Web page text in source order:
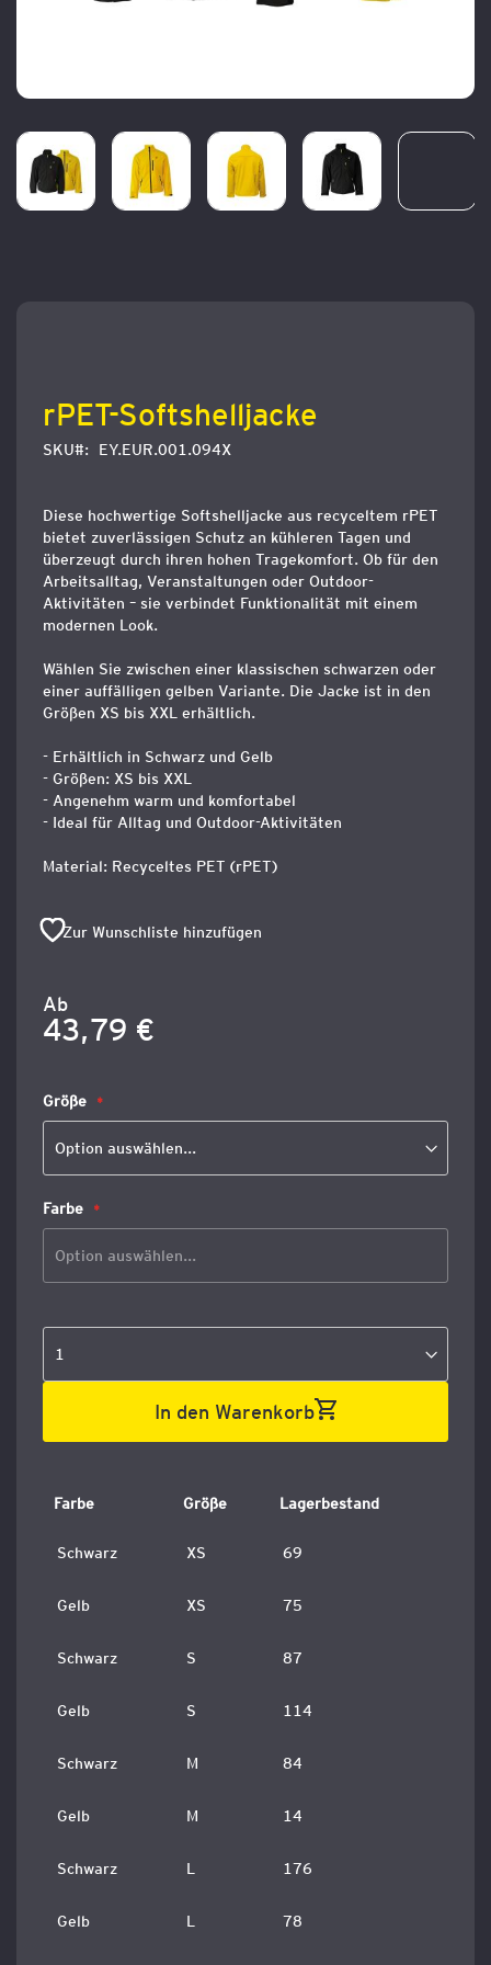
rPET-Softshelljacke
SKU EY.EUR.001.094X
Diese hochwertige Softshelljacke aus recyceltem rPET
bietet zuverlässigen Schutz an kühleren Tagen und
überzeugt durch ihren hohen Tragekomfort. Ob für den
Arbeitsalltag, Veranstaltungen oder Outdoor-
Aktivitäten – sie verbindet Funktionalität mit einem
modernen Look.
Wählen Sie zwischen einer klassischen schwarzen oder
einer auffälligen gelben Variante. Die Jacke ist in den
Größen XS bis XXL erhältlich.
- Erhältlich in Schwarz und Gelb
- Größen: XS bis XXL
- Angenehm warm und komfortabel
- Ideal für Alltag und Outdoor-Aktivitäten
Material: Recyceltes PET (rPET)
Zur Wunschliste hinzufügen
Ab
43,79 €
Größe
Farbe
In den Warenkorb
Farbe Größe Lagerbestand
Schwarz XS 69
Gelb XS 75
Schwarz S 87
Gelb S 114
Schwarz M 84
Gelb M 14
Schwarz L 176
Gelb L 78